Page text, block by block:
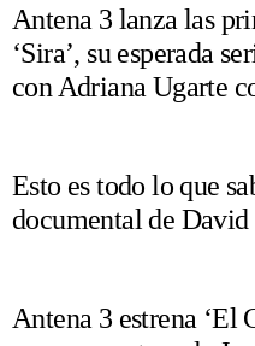
Antena 3 lanza las
‘Sira’, su esperada
con Adriana Ugarte
Esto es todo lo que
documental de
Antena 3 estrena ‘El